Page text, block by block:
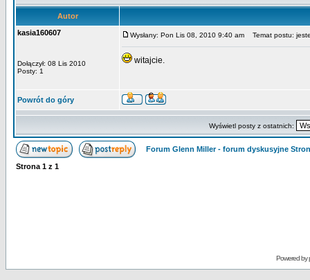
Autor
kasia160607
Dołączył: 08 Lis 2010
Posty: 1
Wysłany: Pon Lis 08, 2010 9:40 am Temat postu:
witajcie.
Powrót do góry
Wyświetl posty z ostatnich:
Forum Glenn Miller - forum dyskusyjne
Strona 1 z 1
Powered by